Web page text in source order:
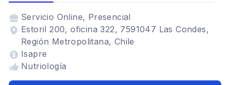
Servicio Online, Presencial
Estoril 200, oficina 322, 7591047 Las Condes,
Región Metropolitana, Chile
Isapre
Nutriología